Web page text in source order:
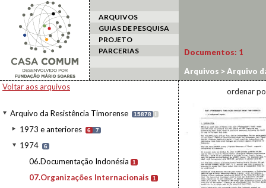
ARQUIVOS
GUIAS DE PESQUISA
PROJETO
PARCERIAS
Voltar aos arquivos
Arquivo da Resistência Timorense 15878 I
1973 e anteriores 6 7
1974 6
06.Documentação Indonésia 1
07.Organizações Internacionais 1
Documentos: 1
Arquivos >Arquivo
ordenar